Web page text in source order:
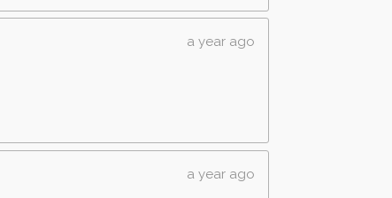
a year ago
a year ago